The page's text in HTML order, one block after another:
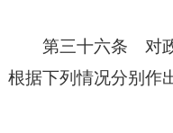
第三十六条 对
根据下列情况分别作